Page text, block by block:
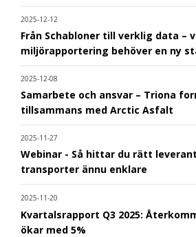
2025-12-12
Från Schabloner till verklig data –
miljörapportering behöver en ny
2025-12-08
Samarbete och ansvar – Triona
tillsammans med Arctic Asfalt
2025-11-27
Webinar - Så hittar du rätt
transporter ännu enklare
2025-11-20
Kvartalsrapport Q3 2025:
ökar med 5%